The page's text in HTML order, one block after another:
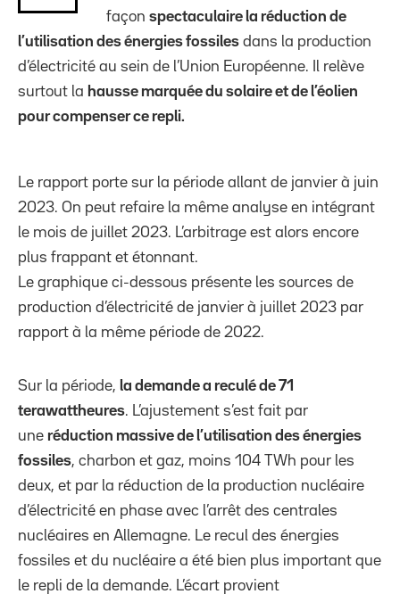
façon spectaculaire la réduction de
l’utilisation des énergies fossiles dans la production
d’électricité au sein de l’Union Européenne. Il relève
surtout la hausse marquée du solaire et de l’éolien
pour compenser ce repli.
Le rapport porte sur la période allant de janvier à juin
2023. On peut refaire la même analyse en intégrant
le mois de juillet 2023. L’arbitrage est alors encore
plus frappant et étonnant.
Le graphique ci-dessous présente les sources de
production d’électricité de janvier à juillet 2023 par
rapport à la même période de 2022.
Sur la période, la demande a reculé de 71
terawattheures. L’ajustement s’est fait par
une réduction massive de l’utilisation des énergies
fossiles, charbon et gaz, moins 104 TWh pour les
deux, et par la réduction de la production nucléaire
d’électricité en phase avec l’arrêt des centrales
nucléaires en Allemagne. Le recul des énergies
fossiles et du nucléaire a été bien plus important que
le repli de la demande. L’écart provient